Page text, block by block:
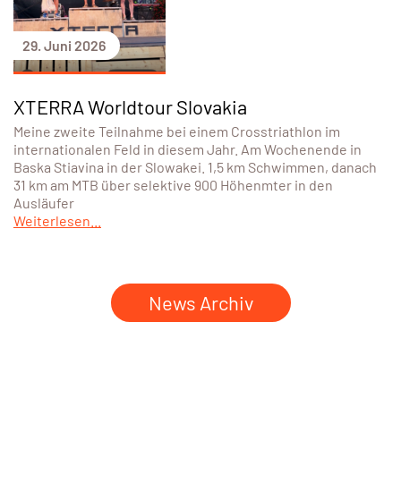
29. Juni 2026
XTERRA Worldtour Slovakia
Meine zweite Teilnahme bei einem Crosstriathlon im
internationalen Feld in diesem Jahr. Am Wochenende in
Baska Stiavina in der Slowakei. 1,5 km Schwimmen, danach
31 km am MTB über selektive 900 Höhenmter in den
Ausläufer
Weiterlesen...
News Archiv